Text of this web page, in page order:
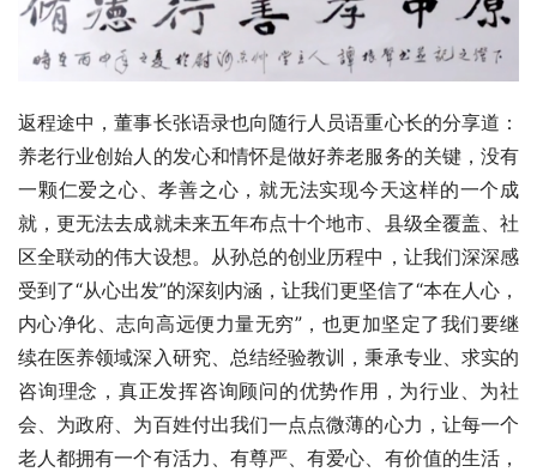
返程途中，董事长张语录也向随行人员语重心长的分享道：
养老行业创始人的发心和情怀是做好养老服务的关键，没有
一颗仁爱之心、孝善之心，就无法实现今天这样的一个成
就，更无法去成就未来五年布点十个地市、县级全覆盖、社
区全联动的伟大设想。从孙总的创业历程中，让我们深深感
受到了“从心出发”的深刻内涵，让我们更坚信了“本在人心，
内心净化、志向高远便力量无穷”，也更加坚定了我们要继
续在医养领域深入研究、总结经验教训，秉承专业、求实的
咨询理念，真正发挥咨询顾问的优势作用，为行业、为社
会、为政府、为百姓付出我们一点点微薄的心力，让每一个
老人都拥有一个有活力、有尊严、有爱心、有价值的生活，